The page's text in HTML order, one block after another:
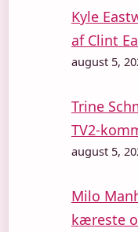
Kyle
af Clint
august 5,
Trine
TV2-
august 5,
Milo
kæreste